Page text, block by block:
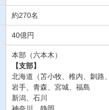
約270名
40億円
本部（六本木）
【支部】
北海道（苫小牧、稚内、釧路
岩手、青森、宮城、福島
新潟、石川